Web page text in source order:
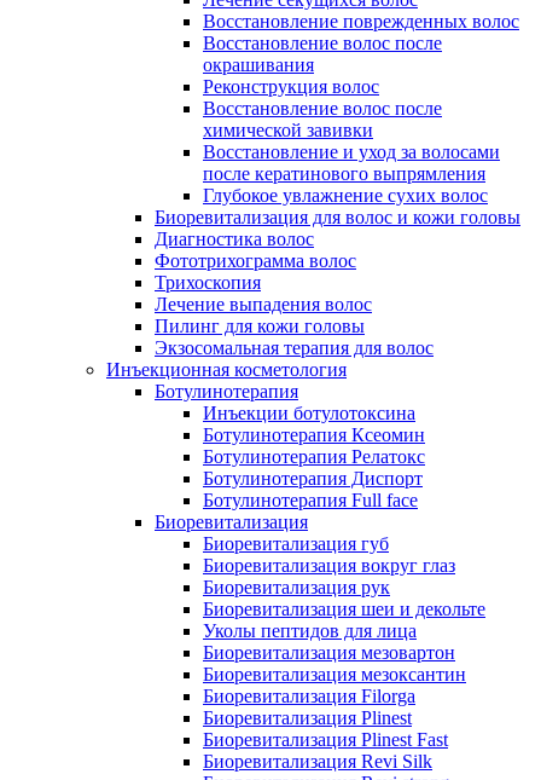
Восстановление поврежденных волос
Восстановление волос после
окрашивания
Реконструкция волос
Восстановление волос после
химической завивки
Восстановление и уход за волосами
после кератинового выпрямления
Глубокое увлажнение сухих волос
Биоревитализация для волос и кожи головы
Диагностика волос
Фототрихограмма волос
Трихоскопия
Лечение выпадения волос
Пилинг для кожи головы
Экзосомальная терапия для волос
Инъекционная косметология
Ботулинотерапия
Инъекции ботулотоксина
Ботулинотерапия Ксеомин
Ботулинотерапия Релатокс
Ботулинотерапия Диспорт
Ботулинотерапия Full face
Биоревитализация
Биоревитализация губ
Биоревитализация вокруг глаз
Биоревитализация рук
Биоревитализация шеи и декольте
Уколы пептидов для лица
Биоревитализация мезовартон
Биоревитализация мезоксантин
Биоревитализация Filorga
Биоревитализация Plinest
Биоревитализация Plinest Fast
Биоревитализация Revi Silk